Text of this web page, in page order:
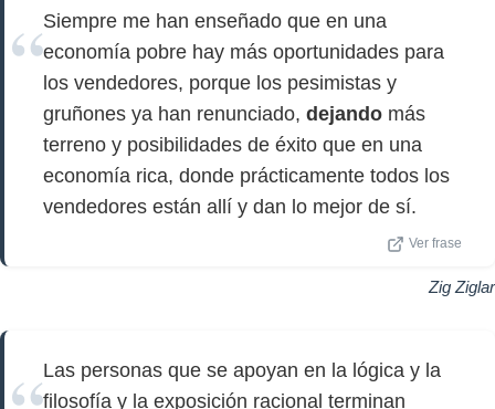
Siempre me han enseñado que en una
economía pobre hay más oportunidades para
los vendedores, porque los pesimistas y
gruñones ya han renunciado, dejando más
terreno y posibilidades de éxito que en una
economía rica, donde prácticamente todos los
vendedores están allí y dan lo mejor de sí.
Ver frase
Zig Ziglar
Las personas que se apoyan en la lógica y la
filosofía y la exposición racional terminan